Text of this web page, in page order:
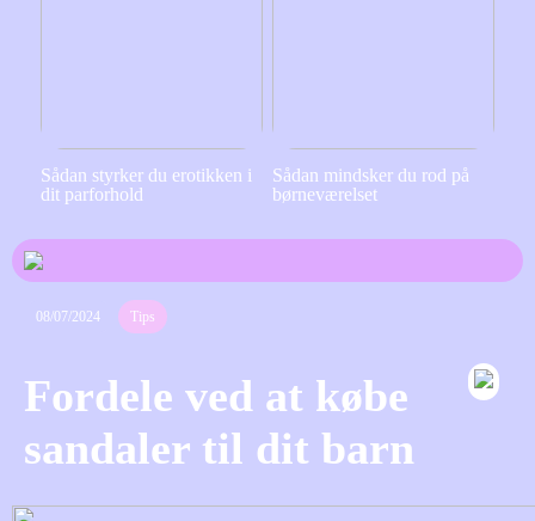
Sådan styrker du erotikken i
dit parforhold
Sådan mindsker du rod på
børneværelset
08/07/2024 Tips
Fordele ved at købe
sandaler til dit barn